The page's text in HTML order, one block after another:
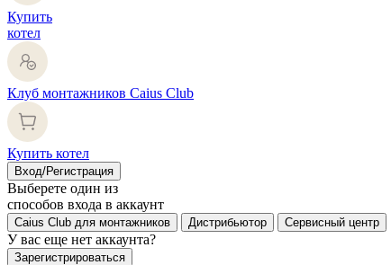
Купить
котел
Клуб монтажников Caius Club
Купить котел
Вход/Регистрация
Выберете один из
способов входа в аккаунт
Caius Club для монтажников Дистрибьютор Сервисный центр
У вас еще нет аккаунта?
Зарегистрироваться